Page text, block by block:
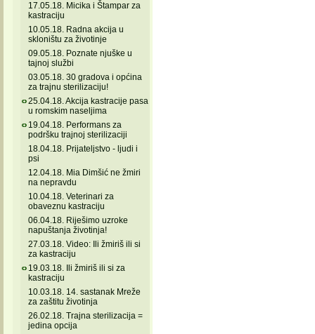
17.05.18. Micika i Štampar za
kastraciju
10.05.18. Radna akcija u
skloništu za životinje
09.05.18. Poznate njuške u
tajnoj službi
03.05.18. 30 gradova i općina
za trajnu sterilizaciju!
25.04.18. Akcija kastracije pasa
u romskim naseljima
19.04.18. Performans za
podršku trajnoj sterilizaciji
18.04.18. Prijateljstvo - ljudi i
psi
12.04.18. Mia Dimšić ne žmiri
na nepravdu
10.04.18. Veterinari za
obaveznu kastraciju
06.04.18. Riješimo uzroke
napuštanja životinja!
27.03.18. Video: Ili žmiriš ili si
za kastraciju
19.03.18. Ili žmiriš ili si za
kastraciju
10.03.18. 14. sastanak Mreže
za zaštitu životinja
26.02.18. Trajna sterilizacija =
jedina opcija